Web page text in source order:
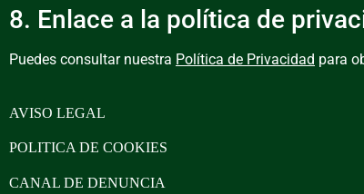
8. Enlace a la política de
Puedes consultar nuestra Política de Privacidad para
AVISO LEGAL
POLITICA DE COOKIES
CANAL DE DENUNCIA